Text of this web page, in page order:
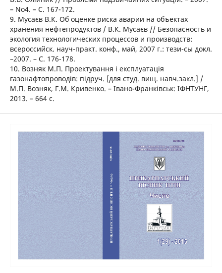
– No4. – С. 167-172.
9. Мусаєв В.К. Об оценке риска аварии на объектах
хранения нефтепродуктов / В.К. Мусаєв // Безопасность и
экология технологических процессов и производств:
всероссийск. науч-практ. конф., май, 2007 г.: тези-сы докл.
–2007. – С. 176-178.
10. Возняк М.П. Проектування і експлуатація
газонафтопроводів: підруч. [для студ. вищ. навч.закл.] /
М.П. Возняк, Г.М. Кривенко. – Івано-Франківськ: ІФНТУНГ,
2013. – 664 с.